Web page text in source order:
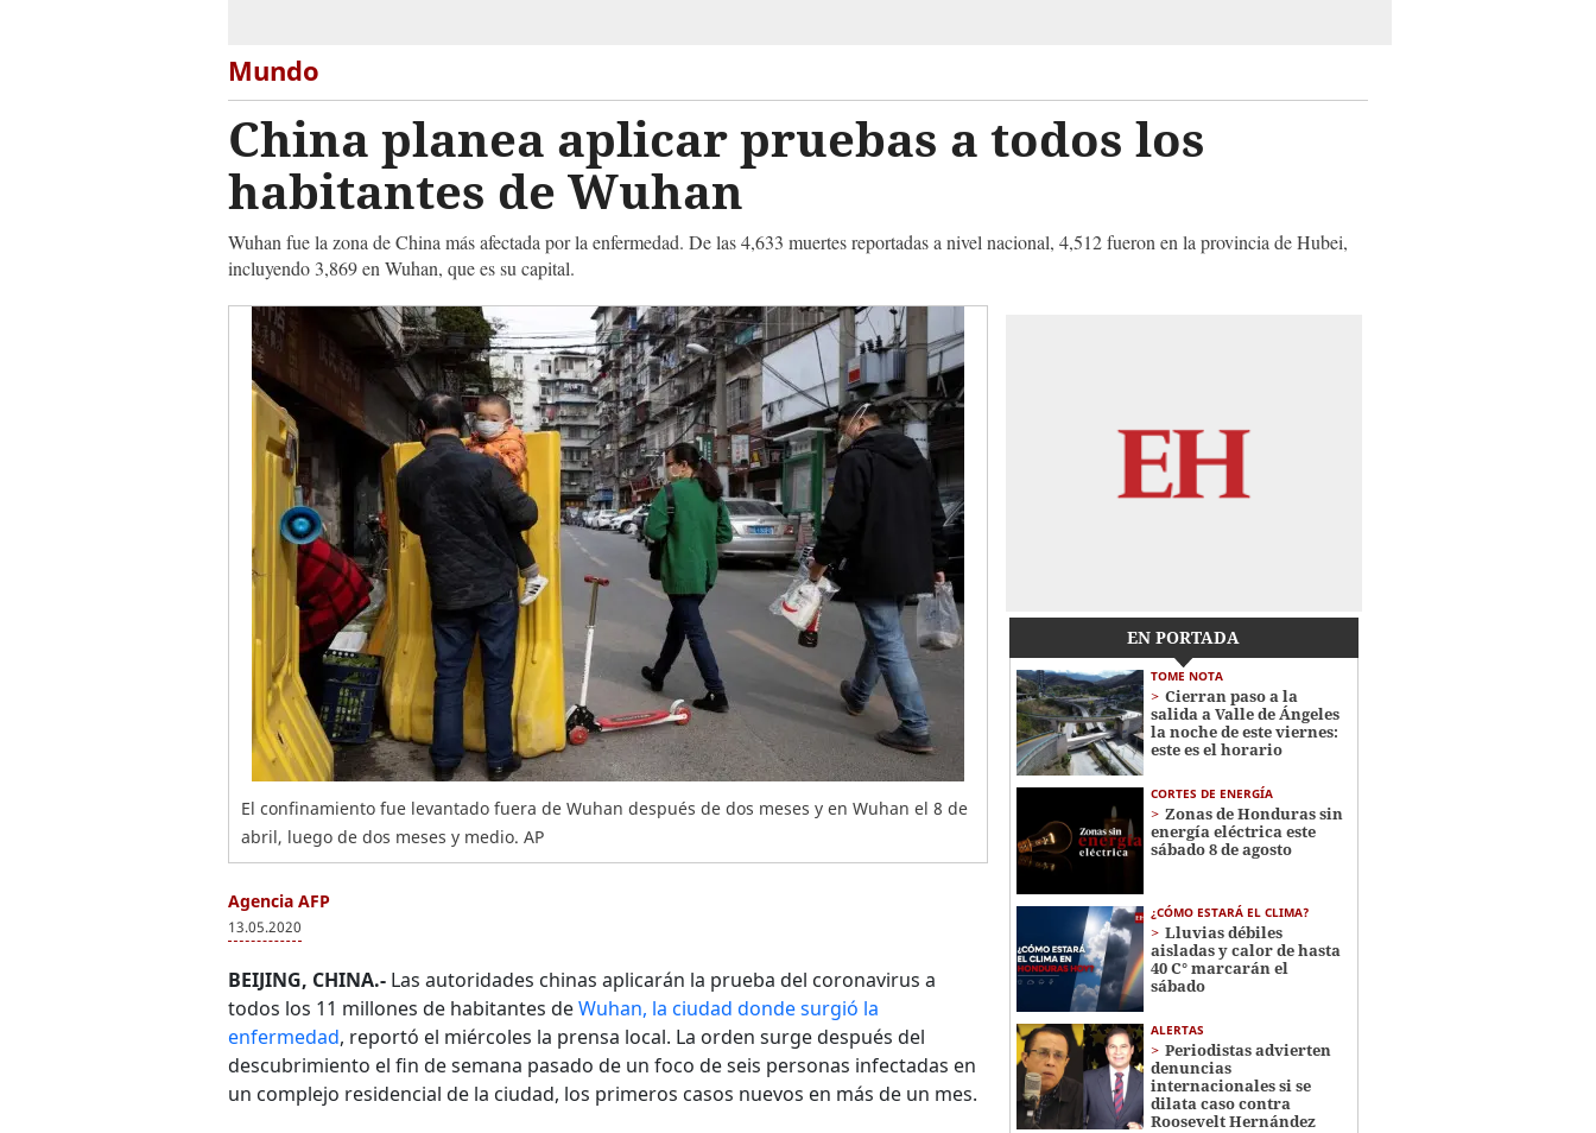
Mundo
China planea aplicar pruebas a todos los
habitantes de Wuhan
Wuhan fue la zona de China más afectada por la enfermedad. De las 4,633 muertes reportadas a nivel nacional, 4,512 fueron en la provincia de Hubei,
incluyendo 3,869 en Wuhan, que es su capital.
El confinamiento fue levantado fuera de Wuhan después de dos meses y en Wuhan el 8 de
abril, luego de dos meses y medio. AP
Agencia AFP
13.05.2020
BEIJING, CHINA.- Las autoridades chinas aplicarán la prueba del coronavirus a
todos los 11 millones de habitantes deWuhan, la ciudad donde surgió la
enfermedad, reportó el miércoles la prensa local. La orden surge después del
descubrimiento el fin de semana pasado de un foco de seis personas infectadas en
un complejo residencial de la ciudad, los primeros casos nuevos en más de un mes.
EN PORTADA
TOME NOTA
Cierran paso a la
salida a Valle de Ángeles
la noche de este viernes:
este es el horario
CORTES DE ENERGÍA
Zonas de Honduras sin
energía eléctrica este
sábado 8 de agosto
¿CÓMO ESTARÁ EL CLIMA?
Lluvias débiles
aisladas y calor de hasta
40 C° marcarán el
sábado
ALERTAS
Periodistas advierten
denuncias
internacionales si se
dilata caso contra
Roosevelt Hernández